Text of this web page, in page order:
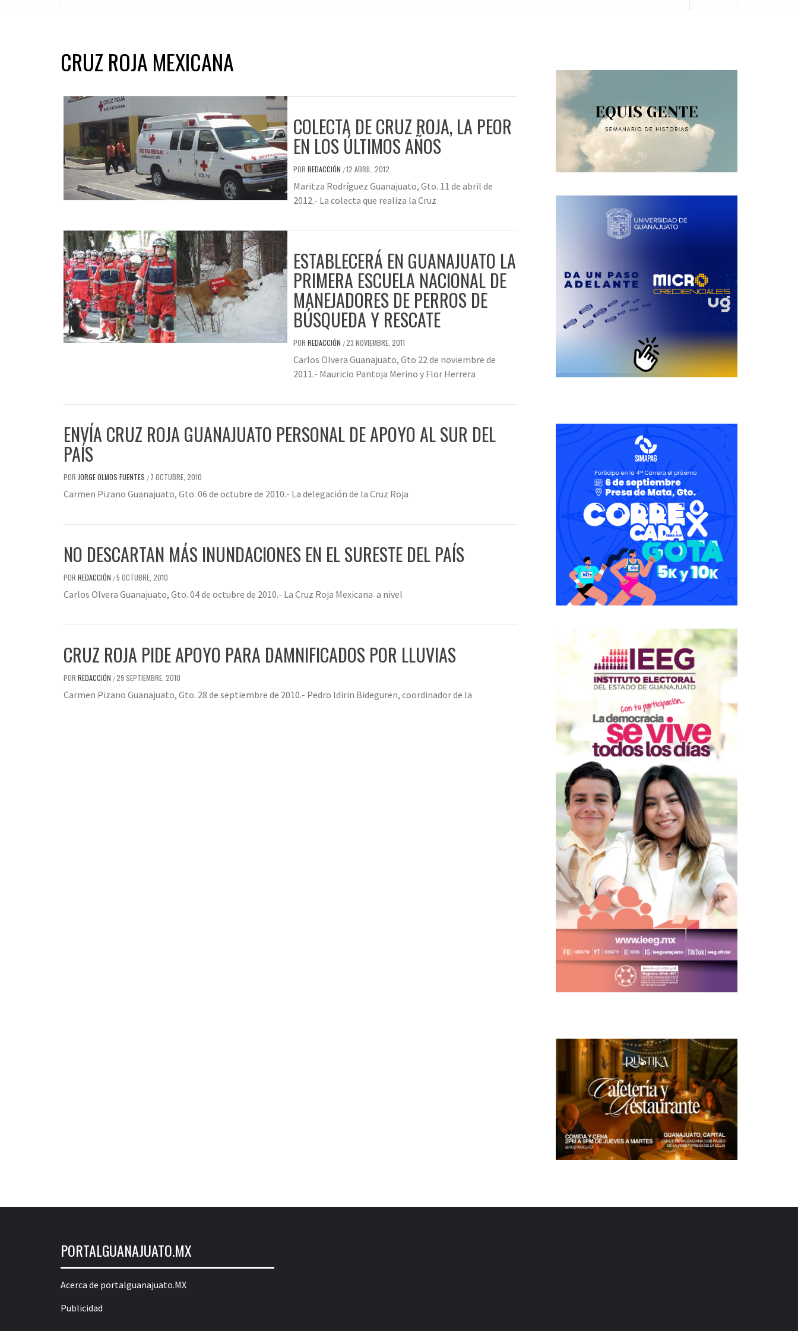
CRUZ ROJA MEXICANA
COLECTA DE CRUZ ROJA, LA PEOR
EN LOS ÚLTIMOS AÑOS
POR REDACCIÓN /12 ABRIL, 2012
Maritza Rodríguez Guanajuato, Gto. 11 de abril de
2012.- La colecta que realiza la Cruz
ESTABLECERÁ EN GUANAJUATO LA
PRIMERA ESCUELA NACIONAL DE
MANEJADORES DE PERROS DE
BÚSQUEDA Y RESCATE
POR REDACCIÓN /23 NOVIEMBRE, 2011
Carlos Olvera Guanajuato, Gto 22 de noviembre de
2011.- Mauricio Pantoja Merino y Flor Herrera
ENVÍA CRUZ ROJA GUANAJUATO PERSONAL DE APOYO AL SUR DEL
PAÍS
POR JORGE OLMOS FUENTES / 7 OCTUBRE, 2010
Carmen Pizano Guanajuato, Gto. 06 de octubre de 2010.- La delegación de la Cruz Roja
NO DESCARTAN MÁS INUNDACIONES EN EL SURESTE DEL PAÍS
POR REDACCIÓN /5 OCTUBRE, 2010
Carlos Olvera Guanajuato, Gto. 04 de octubre de 2010.- La Cruz Roja Mexicana a nivel
CRUZ ROJA PIDE APOYO PARA DAMNIFICADOS POR LLUVIAS
POR REDACCIÓN /29 SEPTIEMBRE, 2010
Carmen Pizano Guanajuato, Gto. 28 de septiembre de 2010.- Pedro Idirin Bideguren, coordinador de la
PORTALGUANAJUATO.MX
Acerca de portalguanajuato.MX
Publicidad